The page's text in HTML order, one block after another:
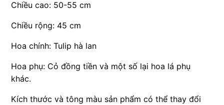
Chiều cao: 50-55 cm
Chiều rộng: 45 cm
Hoa chính: Tulip hà lan
Hoa phụ: Cỏ đồng tiền và một số lại hoa lá phụ
khác.
Kích thước và tông màu sản phẩm có thể thay đổi